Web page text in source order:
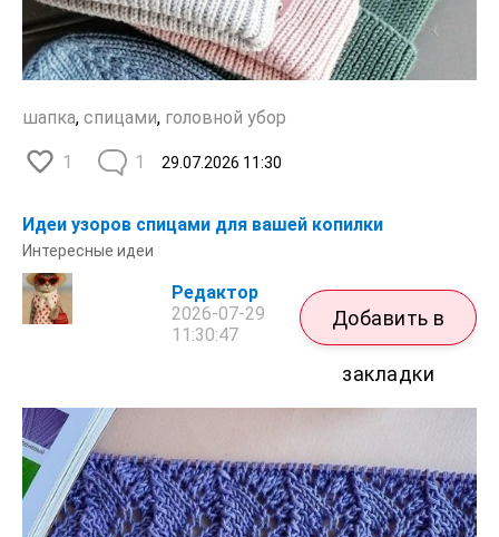
шапка, спицами, головной убор
1 29.07.2026 11:30
1
Идеи узоров спицами для вашей копилки
Интересные идеи
Редактор
2026-07-29
11:30:47
Добавить в
закладки